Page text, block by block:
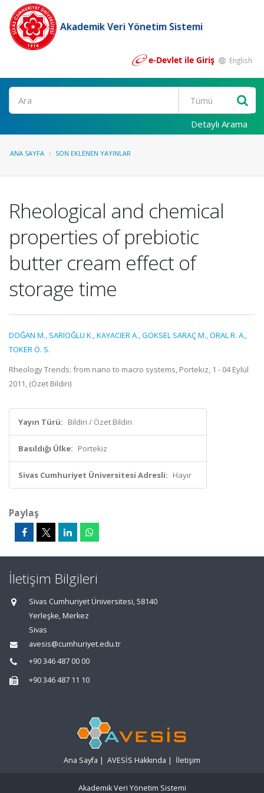
Akademik Veri Yönetim Sistemi
e-Devlet ile Giriş English
Ara
Detaylı Arama
ANA SAYFA SON EKLENEN YAYINLAR
Rheological and chemical
properties of prebiotic
butter cream effect of
storage time
DOĞAN M., SARIOĞLU K.,KAYACIER A.,GÖKSEL SARAÇ M.,ORAL R. A.,
TOKER Ö. S.
Rheology Trends: from nano to macro systems, Portekiz, 1 - 04 Eylül
2011, (Özet Bildiri)
Yayın Türü: Bildiri / Özet Bildiri
Basıldığı Ülke: Portekiz
Sivas Cumhuriyet Üniversitesi Adresli: Hayır
Paylaş
İletişim Bilgileri
Sivas Cumhuriyet Üniversitesi, 58140
Yerleşke, Merkez
Sivas
avesis@cumhuriyet.edu.tr
+90 346 487 00 00
+90 346 487 11 10
Ana Sayfa | AVESİS Hakkında | İletişim
Akademik Veri Yönetim Sistemi